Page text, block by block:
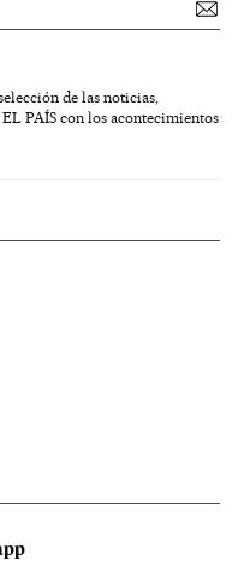
de las noticias,
PAÍS con los acontecimientos